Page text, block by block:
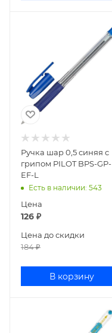
Ручка шар 0,5 синяя с
грипом PILOT BPS-GP-
EF-L
Есть в наличии: 543
Цена
126 ₽
Цена до скидки
184₽
В корзину